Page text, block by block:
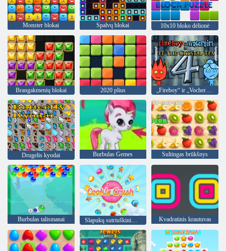
Monster blokai Spalvų blokai 10x10 bloko dėlionė
Brangakmenių blokai 2020 plius „Fireboy“ ir „Vochergirl 4“: „Crystal Temple“
Drugelis kyodai Burbulas Gemes Sultingas brūkšnys
Burbulas talismanai Slapukų sutriuškinimas 2 Kvadratinis krautuvas